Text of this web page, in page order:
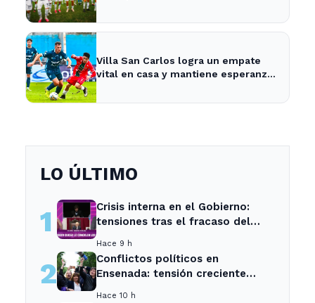
Villa San Carlos logra un empate
vital en casa y mantiene esperanzas
LO ÚLTIMO
1
Crisis interna en el Gobierno:
tensiones tras el fracaso del
Hace 9 h
2
Conflictos políticos en
Ensenada: tensión creciente
Hace 10 h